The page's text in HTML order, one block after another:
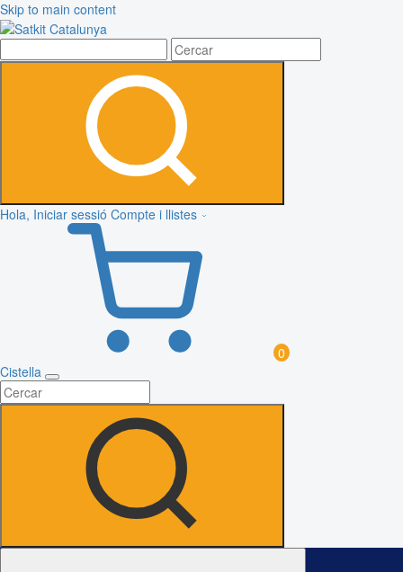
Skip to main content
Hola, Iniciar sessió Compte i llistes
0
Cistella